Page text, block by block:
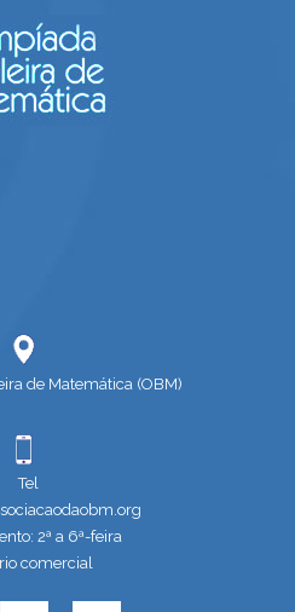
de Matemática (OBM)
Tel
2ª a 6ª-feira
comercial